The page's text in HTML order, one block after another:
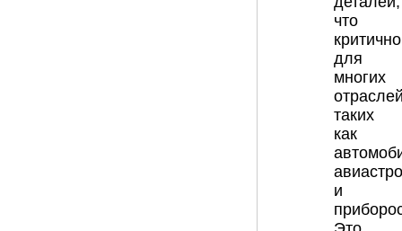
что
критично
для
многих
таких
как
и